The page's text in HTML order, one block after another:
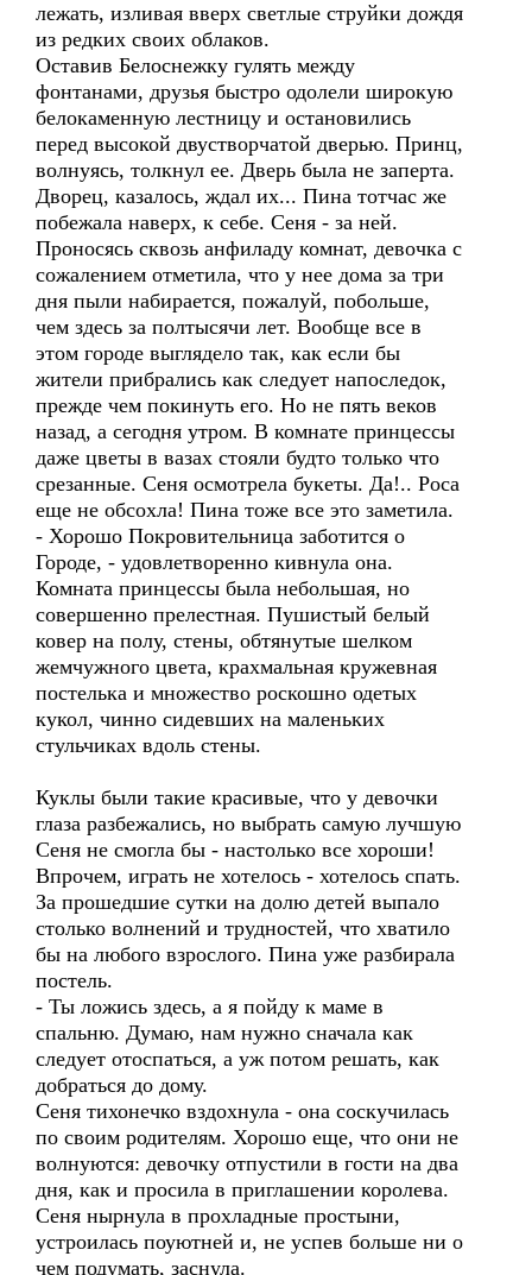
лежать, изливая вверх светлые струйки дождя
из редких своих облаков.
Оставив Белоснежку гулять между
фонтанами, друзья быстро одолели широкую
белокаменную лестницу и остановились
перед высокой двустворчатой дверью. Принц,
волнуясь, толкнул ее. Дверь была не заперта.
Дворец, казалось, ждал их... Пина тотчас же
побежала наверх, к себе. Сеня - за ней.
Проносясь сквозь анфиладу комнат, девочка с
сожалением отметила, что у нее дома за три
дня пыли набирается, пожалуй, побольше,
чем здесь за полтысячи лет. Вообще все в
этом городе выглядело так, как если бы
жители прибрались как следует напоследок,
прежде чем покинуть его. Но не пять веков
назад, а сегодня утром. В комнате принцессы
даже цветы в вазах стояли будто только что
срезанные. Сеня осмотрела букеты. Да!.. Роса
еще не обсохла! Пина тоже все это заметила.
- Хорошо Покровительница заботится о
Городе, - удовлетворенно кивнула она.
Комната принцессы была небольшая, но
совершенно прелестная. Пушистый белый
ковер на полу, стены, обтянутые шелком
жемчужного цвета, крахмальная кружевная
постелька и множество роскошно одетых
кукол, чинно сидевших на маленьких
стульчиках вдоль стены.
Куклы были такие красивые, что у девочки
глаза разбежались, но выбрать самую лучшую
Сеня не смогла бы - настолько все хороши!
Впрочем, играть не хотелось - хотелось спать.
За прошедшие сутки на долю детей выпало
столько волнений и трудностей, что хватило
бы на любого взрослого. Пина уже разбирала
постель.
- Ты ложись здесь, а я пойду к маме в
спальню. Думаю, нам нужно сначала как
следует отоспаться, а уж потом решать, как
добраться до дому.
Сеня тихонечко вздохнула - она соскучилась
по своим родителям. Хорошо еще, что они не
волнуются: девочку отпустили в гости на два
дня, как и просила в приглашении королева.
Сеня нырнула в прохладные простыни,
устроилась поуютней и, не успев больше ни о
чем подумать, заснула.